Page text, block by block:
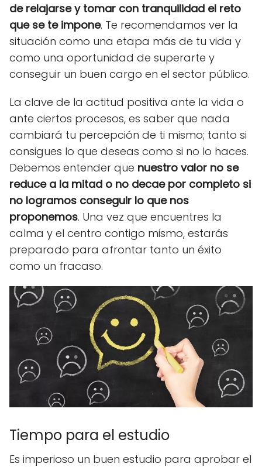
de relajarse y tomar con tranquilidad el reto
que se te impone. Te recomendamos ver la
situación como una etapa más de tu vida y
como una oportunidad de superarte y
conseguir un buen cargo en el sector público.
La clave de la actitud positiva ante la vida o
ante ciertos procesos, es saber que nada
cambiará tu percepción de ti mismo; tanto si
consigues lo que deseas como si no lo haces.
Debemos entender que nuestro valor no se
reduce a la mitad o no decae por completo si
no logramos conseguir lo que nos
proponemos. Una vez que encuentres la
calma y el centro contigo mismo, estarás
preparado para afrontar tanto un éxito
como un fracaso.
Tiempo para el estudio
Es imperioso un buen estudio para aprobar el